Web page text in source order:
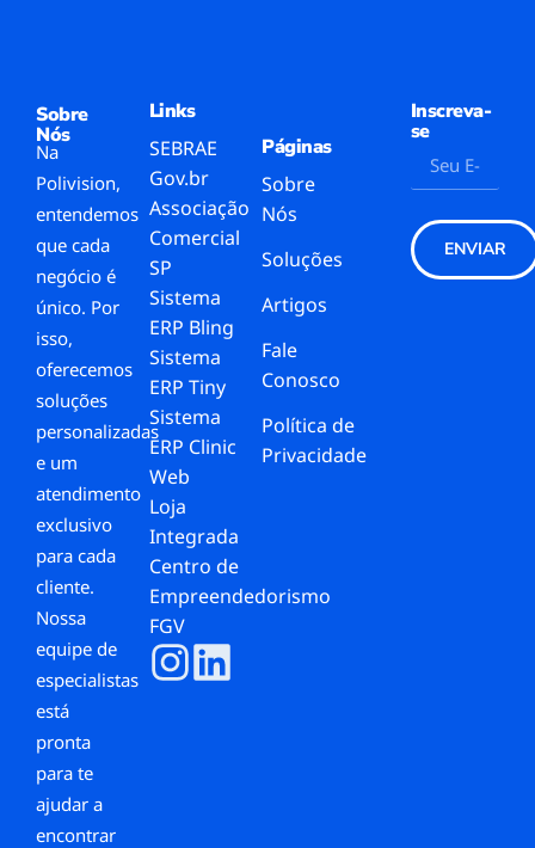
Sobre
Nós
Na
Polivision,
entendemos
que cada
negócio é
único. Por
isso,
oferecemos
soluções
personalizadas
e um
atendimento
exclusivo
para cada
cliente.
Nossa
equipe de
especialistas
está
pronta
para te
ajudar a
encontrar
Links
SEBRAE
Gov.br
Associação
Comercial
SP
Sistema
ERP Bling
Sistema
ERP Tiny
Sistema
ERP Clinic
Web
Loja
Integrada
Centro de
Empreendedorismo
FGV
Páginas
Sobre
Nós
Soluções
Artigos
Fale
Conosco
Política de
Privacidade
Inscreva-
se
ENVIAR